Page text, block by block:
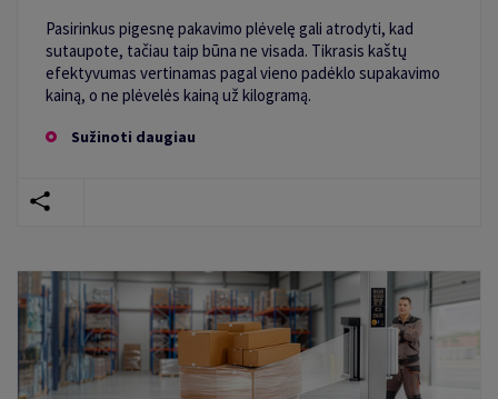
Pasirinkus pigesnę pakavimo plėvelę gali atrodyti, kad
sutaupote, tačiau taip būna ne visada. Tikrasis kaštų
efektyvumas vertinamas pagal vieno padėklo supakavimo
kainą, o ne plėvelės kainą už kilogramą.
Sužinoti daugiau